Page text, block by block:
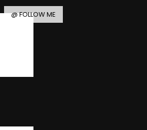
@ FOLLOW ME